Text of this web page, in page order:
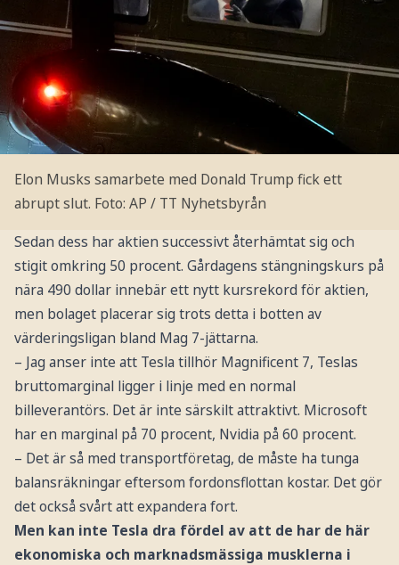
Elon Musks samarbete med Donald Trump fick ett
abrupt slut. Foto: AP / TT Nyhetsbyrån
Sedan dess har aktien successivt återhämtat sig och
stigit omkring 50 procent. Gårdagens stängningskurs på
nära 490 dollar innebär ett nytt kursrekord för aktien,
men bolaget placerar sig trots detta i botten av
värderingsligan bland Mag 7-jättarna.
– Jag anser inte att Tesla tillhör Magnificent 7, Teslas
bruttomarginal ligger i linje med en normal
billeverantörs. Det är inte särskilt attraktivt. Microsoft
har en marginal på 70 procent, Nvidia på 60 procent.
– Det är så med transportföretag, de måste ha tunga
balansräkningar eftersom fordonsflottan kostar. Det gör
det också svårt att expandera fort.
Men kan inte Tesla dra fördel av att de har de här
ekonomiska och marknadsmässiga musklerna i